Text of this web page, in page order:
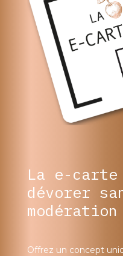
La e-carte
dévorer
Offrez un concept